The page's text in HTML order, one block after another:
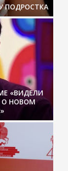
ПОДРОСТКА
«ВИДЕЛИ
О НОВОМ